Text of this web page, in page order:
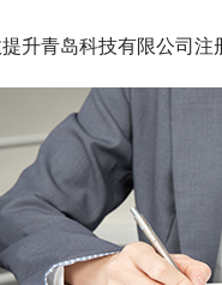
升青岛科技有限公司注